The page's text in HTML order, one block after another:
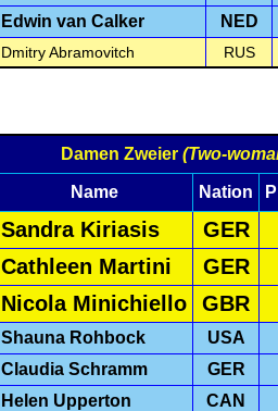
Edwin van Calker NED
Dmitry Abramovitch RUS
Damen Zweier (Two-
Name Nation
Sandra Kiriasis
GER
Cathleen Martini
GER
Nicola Minichiello GBR
Shauna Rohbock
USA
Claudia Schramm
GER
Helen Upperton
CAN